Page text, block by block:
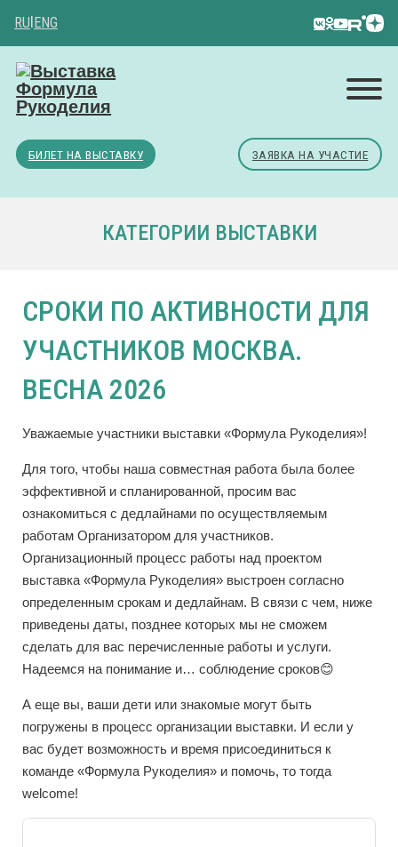
RU ENG
БИЛЕТ НА ВЫСТАВКУ ЗАЯВКА НА УЧАСТИЕ
КАТЕГОРИИ ВЫСТАВКИ
СРОКИ ПО АКТИВНОСТИ ДЛЯ
УЧАСТНИКОВ МОСКВА.
ВЕСНА 2026
Уважаемые участники выставки «Формула Рукоделия»!
Для того, чтобы наша совместная работа была более
эффективной и спланированной, просим вас
ознакомиться с дедлайнами по осуществляемым
работам Организатором для участников.
Организационный процесс работы над проектом
выставка «Формула Рукоделия» выстроен согласно
определенным срокам и дедлайнам. В связи с чем, ниже
приведены даты, позднее которых мы не сможем
сделать для вас перечисленные работы и услуги.
Надеемся на понимание и… соблюдение сроков😊
А еще вы, ваши дети или знакомые могут быть
погружены в процесс организации выставки. И если у
вас будет возможность и время присоединиться к
команде «Формула Рукоделия» и помочь, то тогда
welcome!